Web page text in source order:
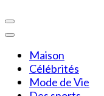
Maison
Célébrités
Mode de Vie